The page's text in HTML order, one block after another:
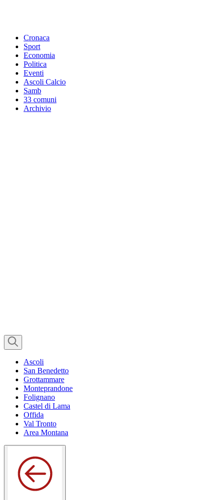
Cronaca
Sport
Economia
Politica
Eventi
Ascoli Calcio
Samb
33 comuni
Archivio
Ascoli
San Benedetto
Grottammare
Monteprandone
Folignano
Castel di Lama
Offida
Val Tronto
Area Montana